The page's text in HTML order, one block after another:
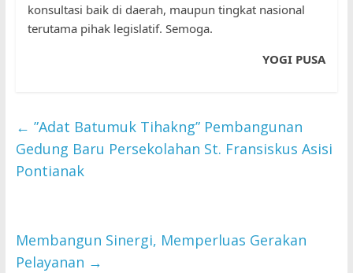
konsultasi baik di daerah, maupun tingkat nasional
terutama pihak legislatif. Semoga.
YOGI PUSA
← ”Adat Batumuk Tihakng” Pembangunan
Gedung Baru Persekolahan St. Fransiskus Asisi
Pontianak
Membangun Sinergi, Memperluas Gerakan
Pelayanan →